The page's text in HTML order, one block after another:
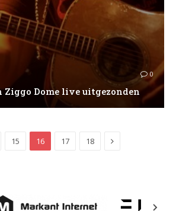
0
Ziggo Dome live uitgezonden
15 16 17 18 Next